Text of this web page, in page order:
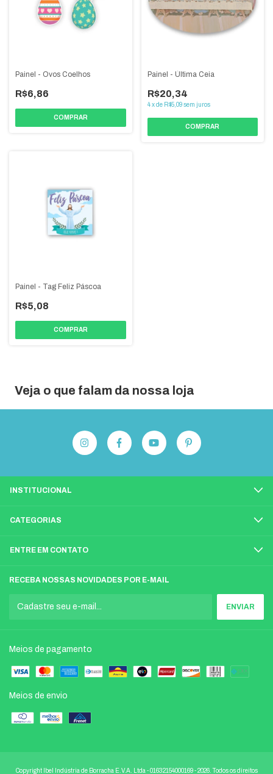
Painel - Ovos Coelhos
R$6,86
Painel - Última Ceia
R$20,34
4 xde R$5,09 sem juros
Painel - Tag Feliz Páscoa
R$5,08
Veja o que falam da nossa loja
INSTITUCIONAL
CATEGORIAS
ENTRE EM CONTATO
RECEBA NOSSAS NOVIDADES POR E-MAIL
Meios de pagamento
Meios de envio
Copyright Ibel Indústria de Borracha E.V.A. Ltda - 01632154000169 - 2026. Todos os direitos